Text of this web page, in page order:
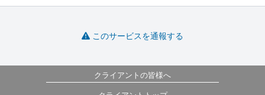
このサービスを通報する
クライアントの皆様へ